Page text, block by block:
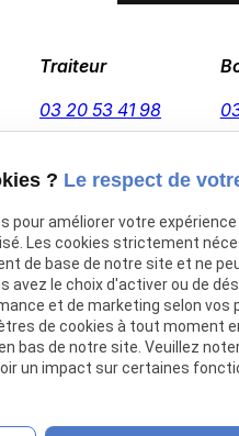
Traiteur
03 20 53 41 98
? Le respect de
pour améliorer votre
Les cookies strictement
de base de notre site et ne
avez le choix d'activer ou de
et de marketing selon vos
de cookies à tout moment
bas de notre site. Veuillez
un impact sur certaines